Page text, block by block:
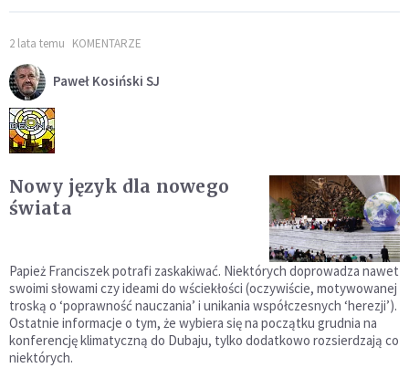
2 lata temu KOMENTARZE
Paweł Kosiński SJ
Nowy język dla nowego
świata
Papież Franciszek potrafi zaskakiwać. Niektórych doprowadza nawet
swoimi słowami czy ideami do wściekłości (oczywiście, motywowanej
troską o ‘poprawność nauczania’ i unikania współczesnych ‘herezji’).
Ostatnie informacje o tym, że wybiera się na początku grudnia na
konferencję klimatyczną do Dubaju, tylko dodatkowo rozsierdzają co
niektórych.